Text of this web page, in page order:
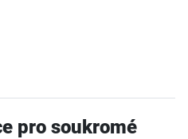
pro soukromé